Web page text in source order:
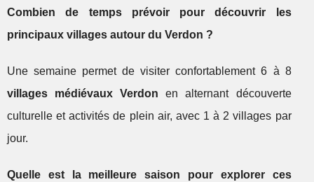
Combien de temps prévoir pour découvrir les
principaux villages autour du Verdon ?
Une semaine permet de visiter confortablement 6 à 8
villages médiévaux Verdon en alternant découverte
culturelle et activités de plein air, avec 1 à 2 villages par
jour.
Quelle est la meilleure saison pour explorer ces